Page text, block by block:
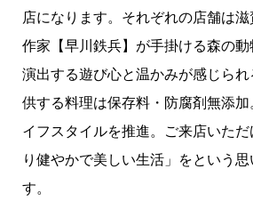
店になります。それぞれの店舗は
作家【早川鉄兵】が手掛ける森の
演出する遊び心と温かみが感じら
供する料理は保存料・防腐剤無添
イフスタイルを推進。ご来店いた
り健やかで美しい生活」をという
す。